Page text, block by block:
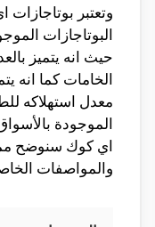
وتعتبر
البوتاجازات
حيث انه يتميز
الخامات كما انه
معدل استهلاكه
الموجودة
اي كوك سنوضح
والمواصفات